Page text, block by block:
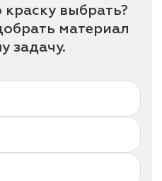
краску выбрать?
материал
задачу.